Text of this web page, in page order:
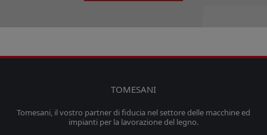
TOMESANI
Tomesani, il vostro partner di fiducia nel settore delle macchine ed
impianti per la lavorazione del legno.